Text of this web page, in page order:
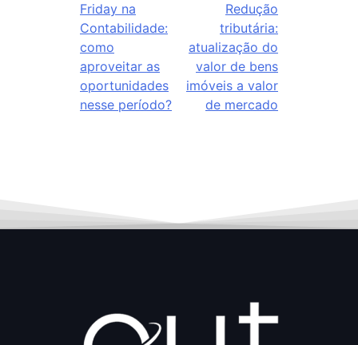
Friday na
Contabilidade:
como
aproveitar as
oportunidades
nesse período?
Redução
tributária:
atualização do
valor de bens
imóveis a valor
de mercado